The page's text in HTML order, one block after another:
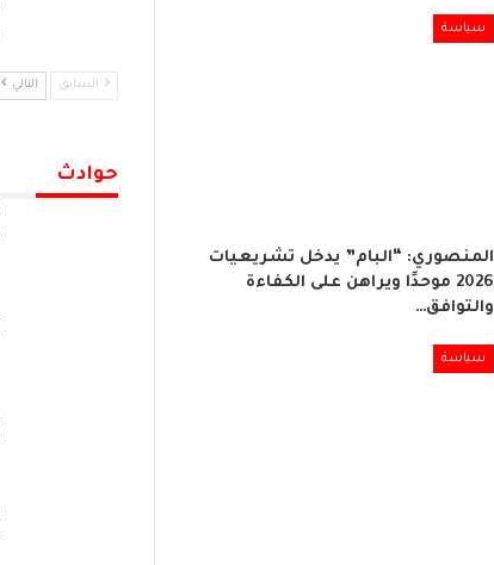
سياسة
المنصوري: “البام” يدخل تشريعيات
2026 موحدًا ويراهن على الكفاءة
والتوافق…
سياسة
السابق التالي
حوادث